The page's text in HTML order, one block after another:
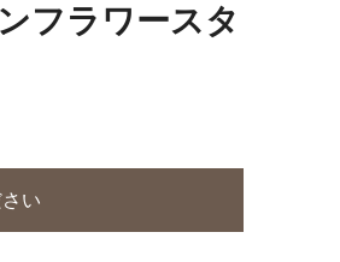
フラワースタ
い